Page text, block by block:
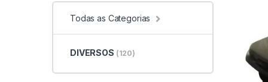
Todas as Categorias
DIVERSOS (120)